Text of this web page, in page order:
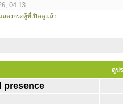
04:13
สดงกระทู้ที่เปิดดูแล้ว
ดูป
presence